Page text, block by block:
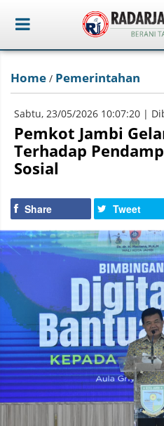
Home / Pemerintahan
Sabtu, 23/05/2026 10:07:20 |
Pemkot Jambi
Terhadap
Sosial
Share Tweet